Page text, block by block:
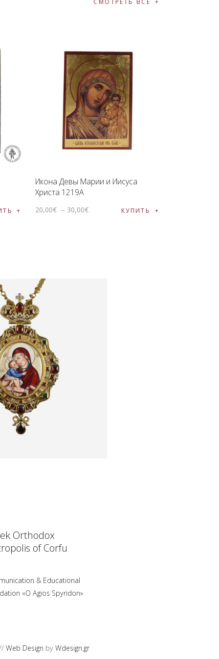
Икона Девы Марии и Иисуса
Христа 1219A
20,00€ – 30,00€ КУПИТЬ
Orthodox
of Corfu
& Educational
«O Agios Spyridon»
//Web Design byWdesign.gr